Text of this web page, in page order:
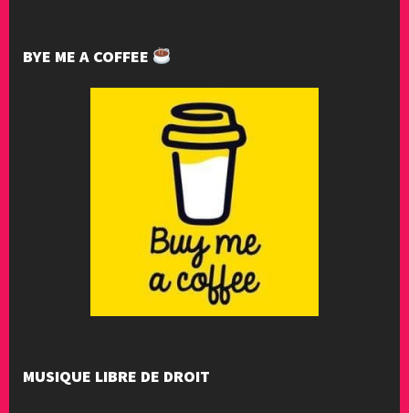
BYE ME A COFFEE
MUSIQUE LIBRE DE DROIT